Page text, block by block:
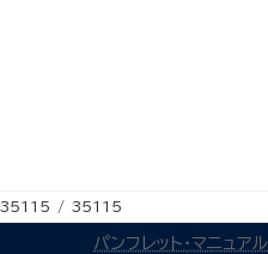
35115 35115
パンフレット・マニュアル